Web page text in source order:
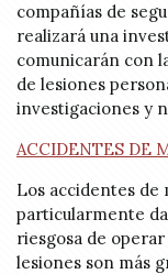
compañías de
realizará una
comunicarán con
de lesiones
investigaciones y
ACCIDENTES DE
Los accidentes de
particularmente
riesgosa de
lesiones son más